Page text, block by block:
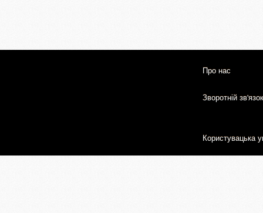
Про нас
Зворотній зв'язок
Користувацька